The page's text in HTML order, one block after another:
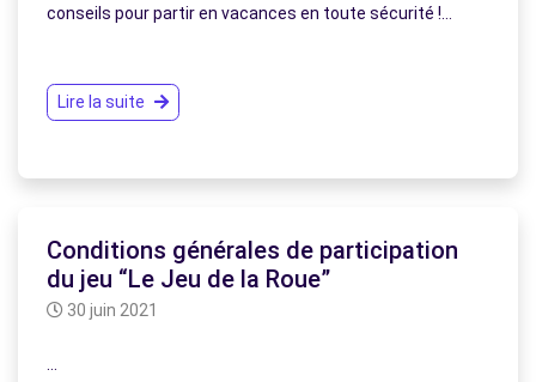
conseils pour partir en vacances en toute sécurité !…
Lire la suite
Conditions générales de participation
du jeu “Le Jeu de la Roue”
30 juin 2021
…